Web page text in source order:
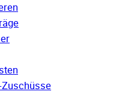
Zuschüsse